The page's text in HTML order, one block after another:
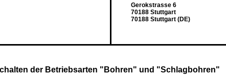
Gerokstrasse 6
70188 Stuttgart
70188 Stuttgart (DE)
der Betriebsarten "Bohren" und "Schlagbohren"